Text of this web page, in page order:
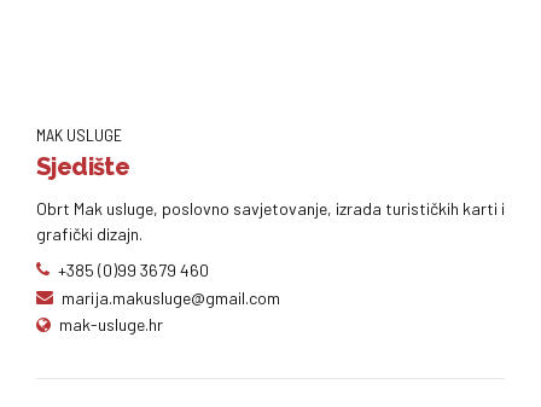
MAK USLUGE
Sjedište
Obrt Mak usluge, poslovno savjetovanje, izrada turističkih karti i
grafički dizajn.
+385 (0)99 3679 460
marija.makusluge@gmail.com
mak-usluge.hr